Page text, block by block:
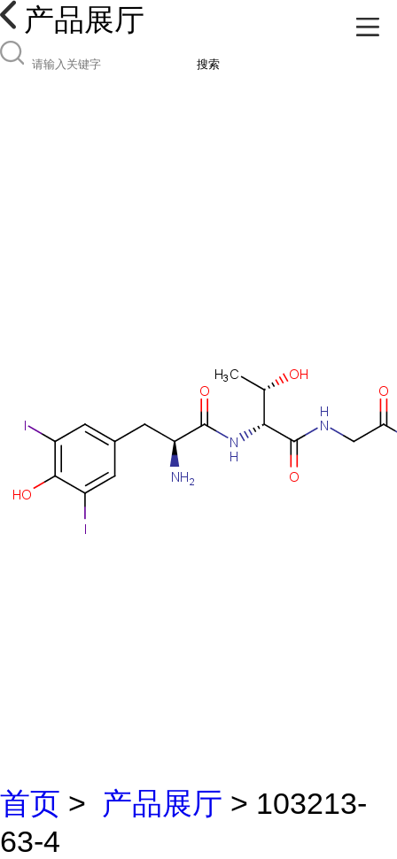
产品展厅
搜索
首页 > 产品展厅 > 103213-
63-4